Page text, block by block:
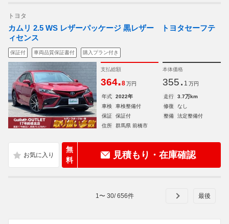
トヨタ
カムリ 2.5 WS レザーパッケージ 黒レザー トヨタセーフテ
ィセンス
保証付 車両品質保証書付 購入プラン付き
支払総額
364.8 万円
本体価格
355. 1 万円
年式 2022年 走行
3.7万km
車検
車検整備付 修復
なし
保証
保証付 整備
法定整備付
住所
群馬県 前橋市
無
料
見積もり・在庫確認
1 〜 30/656件